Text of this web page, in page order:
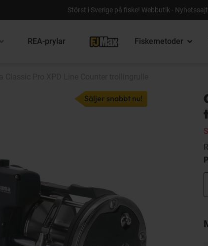
Störst i Sverige på fiske! Webbutik -
REA-prylar Fiskemetoder
Säljer snabbt nu!